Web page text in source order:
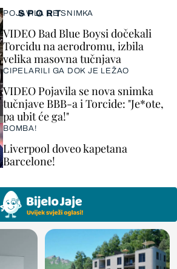
SPORT
POJAVILA SE SNIMKA
VIDEO Bad Blue Boysi dočekali
Torcidu na aerodromu, izbila
velika masovna tučnjava
CIPELARILI GA DOK JE LEŽAO
VIDEO Pojavila se nova snimka
tučnjave BBB-a i Torcide: "Je*ote,
pa ubit će ga!"
BOMBA!
Liverpool doveo kapetana
Barcelone!